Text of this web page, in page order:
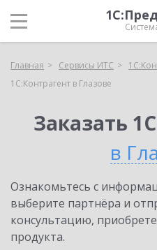
Главная Сервисы ИТС
1С:Контрагент в Глазове
Заказать
в
Ознакомьтесь с
выберите партнёра и
консультацию,
продукта.